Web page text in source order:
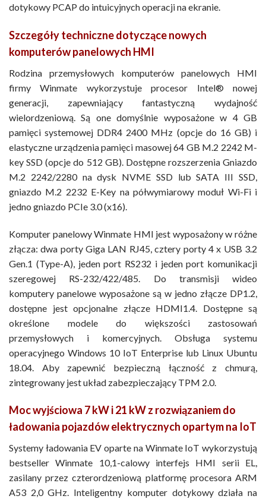
dotykowy PCAP do intuicyjnych operacji na ekranie.
Szczegóły techniczne dotyczące nowych
komputerów panelowych HMI
Rodzina przemysłowych komputerów panelowych HMI
firmy Winmate wykorzystuje procesor Intel® nowej
generacji, zapewniający fantastyczną wydajność
wielordzeniową. Są one domyślnie wyposażone w 4 GB
pamięci systemowej DDR4 2400 MHz (opcje do 16 GB) i
elastyczne urządzenia pamięci masowej 64 GB M.2 2242 M-
key SSD (opcje do 512 GB). Dostępne rozszerzenia Gniazdo
M.2 2242/2280 na dysk NVME SSD lub SATA III SSD,
gniazdo M.2 2232 E-Key na półwymiarowy moduł Wi-Fi i
jedno gniazdo PCIe 3.0 (x16).
Komputer panelowy Winmate HMI jest wyposażony w różne
złącza: dwa porty Giga LAN RJ45, cztery porty 4 x USB 3.2
Gen.1 (Type-A), jeden port RS232 i jeden port komunikacji
szeregowej RS-232/422/485. Do transmisji wideo
komputery panelowe wyposażone są w jedno złącze DP1.2,
dostępne jest opcjonalne złącze HDMI1.4. Dostępne są
określone modele do większości zastosowań
przemysłowych i komercyjnych. Obsługa systemu
operacyjnego Windows 10 IoT Enterprise lub Linux Ubuntu
18.04. Aby zapewnić bezpieczną łączność z chmurą,
zintegrowany jest układ zabezpieczający TPM 2.0.
Moc wyjściowa 7 kW i 21 kW z rozwiązaniem do
ładowania pojazdów elektrycznych opartym na IoT
Systemy ładowania EV oparte na Winmate IoT wykorzystują
bestseller Winmate 10,1-calowy interfejs HMI serii EL,
zasilany przez czterordzeniową platformę procesora ARM
A53 2,0 GHz. Inteligentny komputer dotykowy działa na